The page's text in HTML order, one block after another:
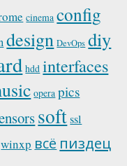
cinema config
design DevOps diy
hdd interfaces
opera pics
softssl
winxp всё пиздец